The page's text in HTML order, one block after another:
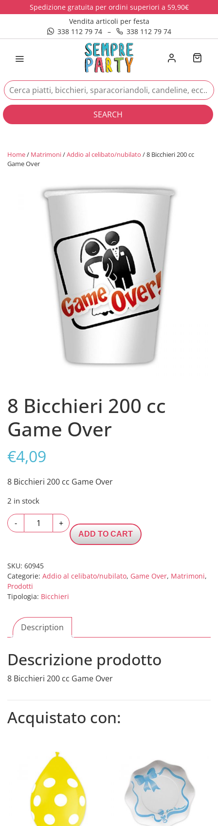
Spedizione gratuita per ordini superiori a 59,90€
Vendita articoli per festa
338 112 79 74
– 338 112 79 74
SEARCH
Home/ Matrimoni/Addio al celibato/nubilato / 8 Bicchieri 200 cc
Game Over
8 Bicchieri 200 cc
Game Over
€4,09
8 Bicchieri 200 cc Game Over
2 in stock
-
Bicchieri
Game
Over
quantity
+
ADD TO CART
SKU: 60945
Categorie: Addio al celibato/nubilato, Game Over, Matrimoni,
Prodotti
Tipologia: Bicchieri
Description
Descrizione prodotto
8 Bicchieri 200 cc Game Over
Acquistato con: